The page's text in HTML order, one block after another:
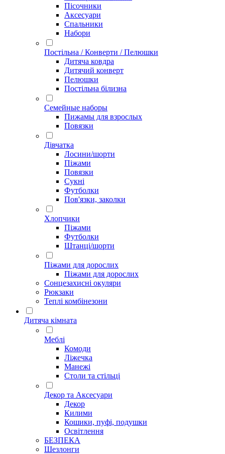
Пісочники
Аксесуари
Спальники
Набори
Постільна / Конверти / Пелюшки
Дитяча ковдра
Дитячий конверт
Пелюшки
Постільна білизна
Семейные наборы
Пижамы для взрослых
Повязки
Дівчатка
Лосини/шорти
Піжами
Повязки
Сукні
Футболки
Пов'язки, заколки
Хлопчики
Піжами
Футболки
Штанці/шорти
Піжами для дорослих
Піжами для дорослих
Сонцезахисні окуляри
Рюкзаки
Теплі комбінезони
Дитяча кімната
Меблі
Комоди
Ліжечка
Манежі
Столи та стільці
Декор та Аксесуари
Декор
Килими
Кошики, пуфі, подушки
Освітлення
БЕЗПЕКА
Шезлонги